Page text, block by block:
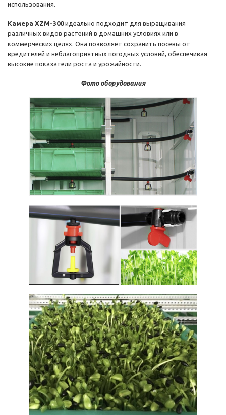
использования.
Камера XZM-300идеально подходит для выращивания
различных видов растений в домашних условиях или в
коммерческих целях. Она позволяет сохранить посевы от
вредителей и неблагоприятных погодных условий, обеспечивая
высокие показатели роста и урожайности.
Фото оборудования